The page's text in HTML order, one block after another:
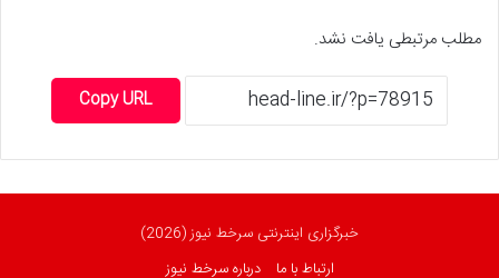
مطلب مرتبطی یافت نشد.
Copy URL
خبرگزاری اینترنتی سرخط نیوز (2026)
ارتباط با ما
درباره سرخط نیوز